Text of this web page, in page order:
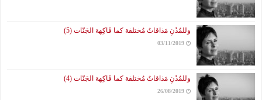
وللمُدُنِ مَذاقاتٌ مُختلفة كما فَاكِهة الجَنّات (5)
03/11/2019
وللمُدُنِ مَذاقاتٌ مُختلفة كما فَاكِهة الجَنّات (4)
26/08/2019